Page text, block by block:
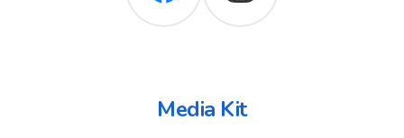
Media Kit